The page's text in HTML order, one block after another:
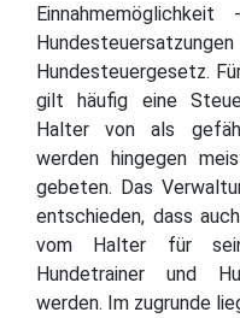
Hundesteuergesetz.
gilt häufig eine
Halter von als
werden hingegen
gebeten. Das
entschieden, dass
vom Halter für
Hundetrainer und
werden. Im zugrunde